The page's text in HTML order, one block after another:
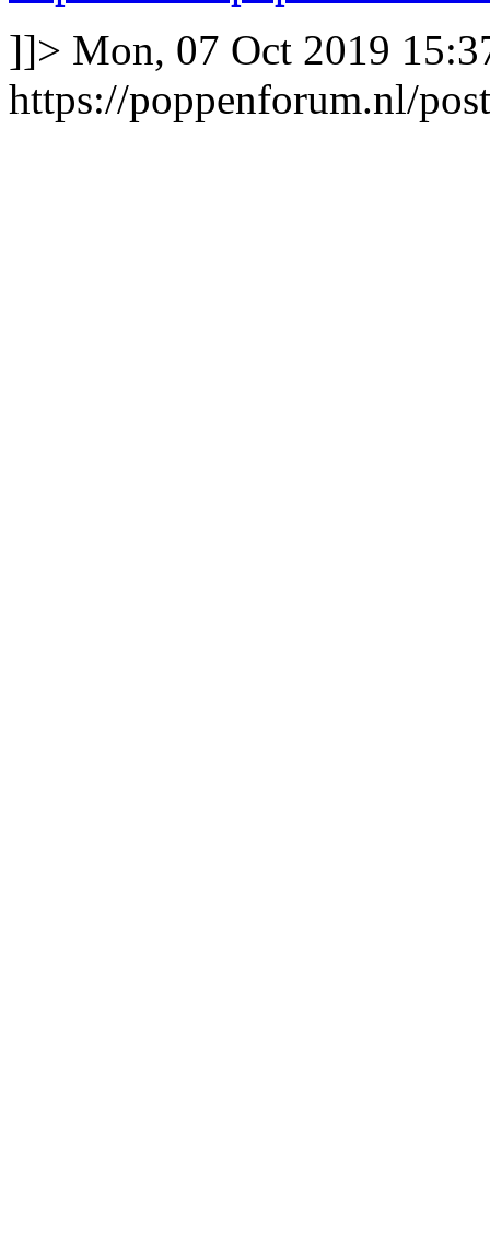
]]> Mon, 07 Oct 2019
https://poppenforum.nl/